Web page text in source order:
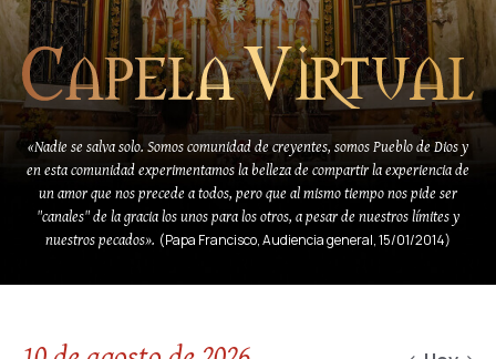
«Nadie se salva solo. Somos comunidad de creyentes, somos Pueblo de Dios y
en esta comunidad experimentamos la belleza de compartir la experiencia de
un amor que nos precede a todos, pero que al mismo tiempo nos pide ser
"canales" de la gracia los unos para los otros, a pesar de nuestros límites y
nuestros pecados». (Papa Francisco, Audiencia general, 15/01/2014)